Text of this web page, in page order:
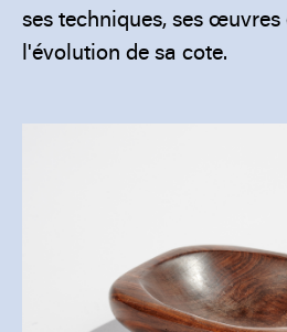
ses techniques, ses
l'évolution de sa cote.